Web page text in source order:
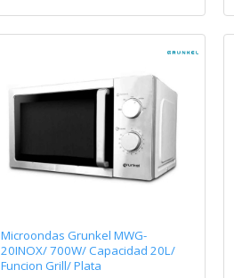
Microondas Grunkel MWG-
20INOX/ 700W/ Capacidad 20L/
Funcion Grill/ Plata